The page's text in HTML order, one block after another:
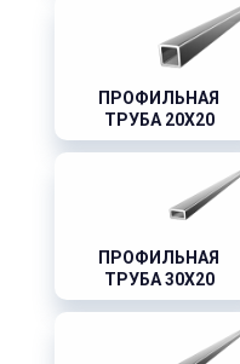
ПРОФИЛЬНАЯ
ТРУБА 20X20
ПРОФИЛЬНАЯ
ТРУБА 30X20